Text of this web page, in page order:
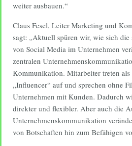
weiter ausbauen.“
Claus Fesel, Leiter Marketing und
sagt: „Aktuell spüren wir, wie sich die
von Social Media im Unternehmen
zentralen
Kommunikation. Mitarbeiter treten
„Influencer“ auf und sprechen ohne
Unternehmen mit Kunden. Dadurch
direkter und flexibler. Aber auch die
Unternehmenskommunikation
von Botschaften hin zum Befähigen